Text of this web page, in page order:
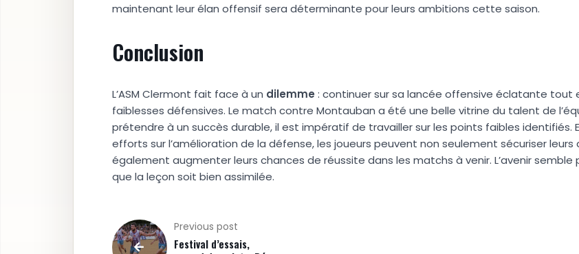
maintenant leur élan offensif sera déterminante pour leurs ambitions cette saison.
Conclusion
L’ASM Clermont fait face à un dilemme : continuer sur sa lancée offensive éclatante tout
faiblesses défensives. Le match contre Montauban a été une belle vitrine du talent de
prétendre à un succès durable, il est impératif de travailler sur les points faibles identifiés.
efforts sur l’amélioration de la défense, les joueurs peuvent non seulement sécuriser leurs
également augmenter leurs chances de réussite dans les matchs à venir. L’avenir
que la leçon soit bien assimilée.
Previous post
Festival d’essais,